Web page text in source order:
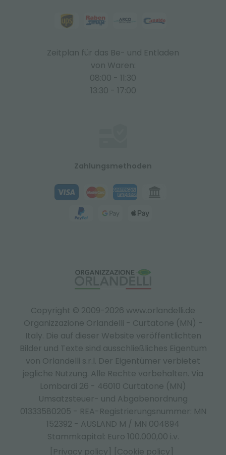
Copyright © 2009-2026 www.orlandelli.de
Organizzazione Orlandelli - Curtatone (MN) -
Italy. Die auf dieser Website veröffentlichten
Bilder und Texte sind ausschließliches Eigentum
von Orlandelli s.r.l. Der Eigentümer verbietet
jegliche Nutzung. Alle Rechte vorbehalten. Via
Lombardi 26 - 46010 Curtatone (MN)
Umsatzsteuer- und Abgabenordnung
01333580205 - REA-Registrierungsnummer: MN
152392 - AUSLAND M / MN 004894
Stammkapital: Euro 100.000,00 i.v.
[Privacy policy]
[Cookie policy]
Zeitplan für das Be- und Entladen
von Waren:
08:00 - 11:30
13:30 - 17:00
Zahlungsmethoden